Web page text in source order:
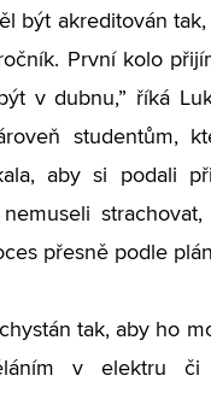
být akreditován
První kolo
v dubnu,” říká
studentům,
aby si podali
přesně podle
tak, aby ho
v elektru či